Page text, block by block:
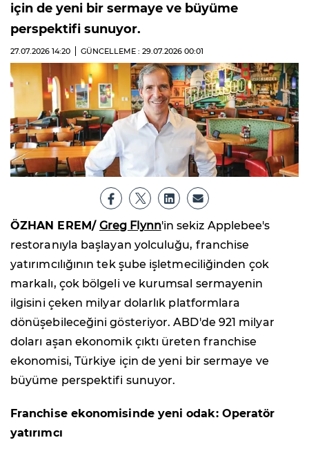
için de yeni bir sermaye ve büyüme
perspektifi sunuyor.
27.07.2026 14:20 GÜNCELLEME : 29.07.2026 00:01
ÖZHAN EREM/ Greg Flynn'in sekiz Applebee's
restoranıyla başlayan yolculuğu, franchise
yatırımcılığının tek şube işletmeciliğinden çok
markalı, çok bölgeli ve kurumsal sermayenin
ilgisini çeken milyar dolarlık platformlara
dönüşebileceğini gösteriyor. ABD'de 921 milyar
doları aşan ekonomik çıktı üreten franchise
ekonomisi, Türkiye için de yeni bir sermaye ve
büyüme perspektifi sunuyor.
Franchise ekonomisinde yeni odak: Operatör
yatırımcı